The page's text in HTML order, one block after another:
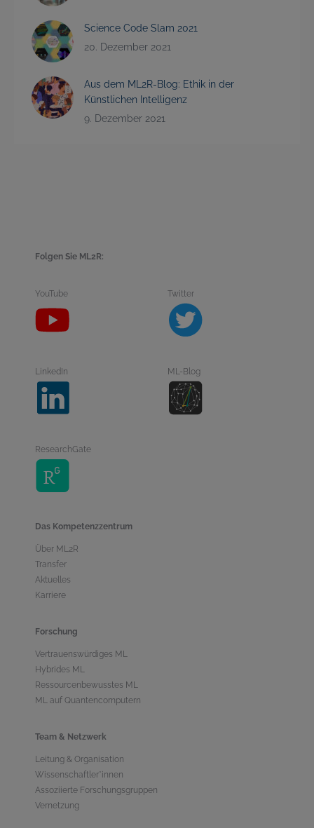
Science Code Slam 2021
20. Dezember 2021
Aus dem ML2R-Blog: Ethik in der
Künstlichen Intelligenz
9. Dezember 2021
Folgen Sie ML2R:
YouTube Twitter
LinkedIn ML-Blog
ResearchGate
Das Kompetenzzentrum
Über ML2R
Transfer
Aktuelles
Karriere
Forschung
Vertrauenswürdiges ML
Hybrides ML
Ressourcenbewusstes ML
ML auf Quantencomputern
Team & Netzwerk
Leitung & Organisation
Wissenschaftler*innen
Assoziierte Forschungsgruppen
Vernetzung